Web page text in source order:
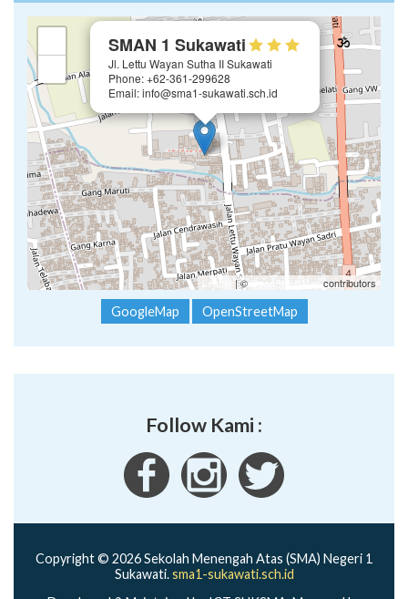
SMAN 1 Sukawati
Jl. Lettu Wayan Sutha II Sukawati
Phone: +62-361-299628
Email: info@sma1-sukawati.sch.id
Leaflet | ©OpenStreetMapcontributors
GoogleMap OpenStreetMap
Follow Kami :
Copyright © 2026 Sekolah Menengah Atas (SMA) Negeri 1
Sukawati.sma1-sukawati.sch.id